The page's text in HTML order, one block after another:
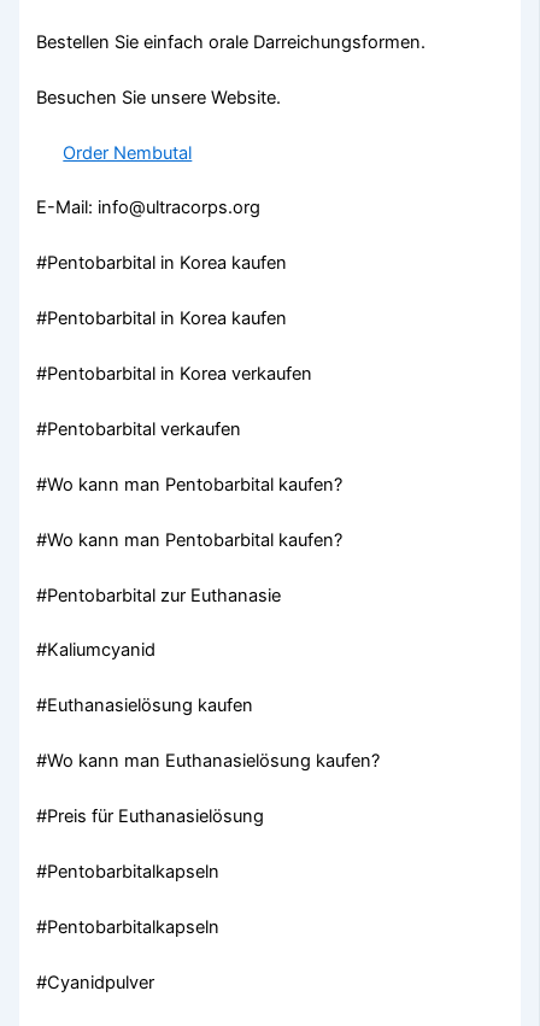
Bestellen Sie einfach orale Darreichungsformen.
Besuchen Sie unsere Website.
Order Nembutal
E-Mail: info@ultracorps.org
#Pentobarbital in Korea kaufen
#Pentobarbital in Korea kaufen
#Pentobarbital in Korea verkaufen
#Pentobarbital verkaufen
#Wo kann man Pentobarbital kaufen?
#Wo kann man Pentobarbital kaufen?
#Pentobarbital zur Euthanasie
#Kaliumcyanid
#Euthanasielösung kaufen
#Wo kann man Euthanasielösung kaufen?
#Preis für Euthanasielösung
#Pentobarbitalkapseln
#Pentobarbitalkapseln
#Cyanidpulver